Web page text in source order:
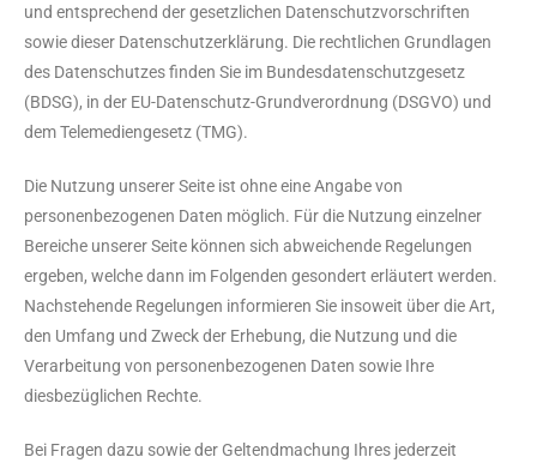
und entsprechend der gesetzlichen Datenschutzvorschriften
sowie dieser Datenschutzerklärung. Die rechtlichen Grundlagen
des Datenschutzes finden Sie im Bundesdatenschutzgesetz
(BDSG), in der EU-Datenschutz-Grundverordnung (DSGVO) und
dem Telemediengesetz (TMG).
Die Nutzung unserer Seite ist ohne eine Angabe von
personenbezogenen Daten möglich. Für die Nutzung einzelner
Bereiche unserer Seite können sich abweichende Regelungen
ergeben, welche dann im Folgenden gesondert erläutert werden.
Nachstehende Regelungen informieren Sie insoweit über die Art,
den Umfang und Zweck der Erhebung, die Nutzung und die
Verarbeitung von personenbezogenen Daten sowie Ihre
diesbezüglichen Rechte.
Bei Fragen dazu sowie der Geltendmachung Ihres jederzeit